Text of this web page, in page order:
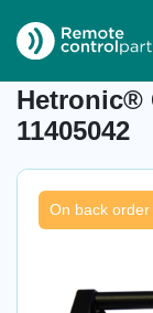
Item number:
Hetronic®
11405042
On back order